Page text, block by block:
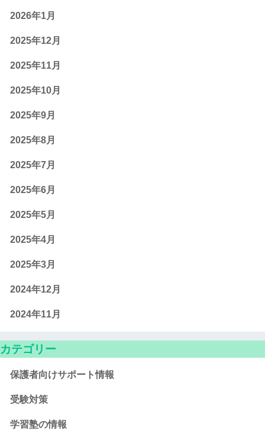
2026年1月
2025年12月
2025年11月
2025年10月
2025年9月
2025年8月
2025年7月
2025年6月
2025年5月
2025年4月
2025年3月
2024年12月
2024年11月
カテゴリー
保護者向けサポート情報
受験対策
学習塾の情報